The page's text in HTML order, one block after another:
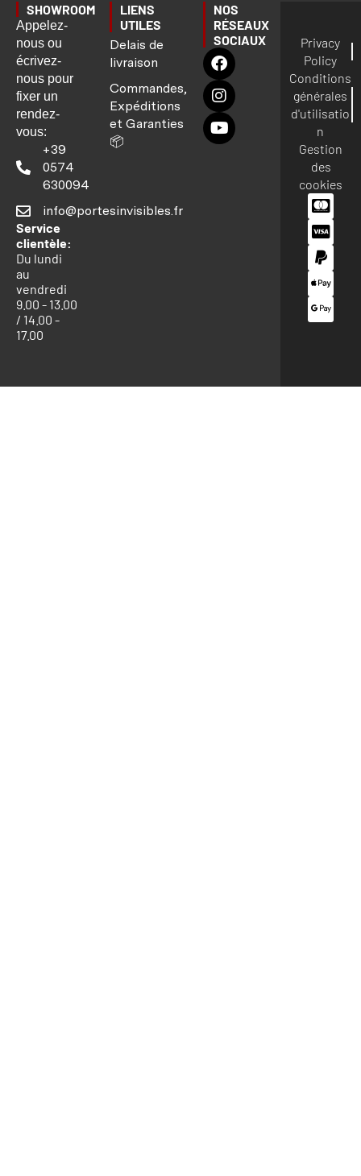
SHOWROOM
Appelez-
nous ou
écrivez-
nous pour
fixer un
rendez-
vous:
+39
0574
630094
info@portesinvisibles.fr
Service
clientèle:
Du lundi
au
vendredi
9.00 - 13.00
/ 14.00 -
17.00
LIENS
UTILES
Delais de
livraison
Commandes,
Expéditions
et Garanties
📦
NOS
RÉSEAUX
SOCIAUX
Privacy
Policy
Conditions
générales
d'utilisatio
n
Gestion
des
cookies